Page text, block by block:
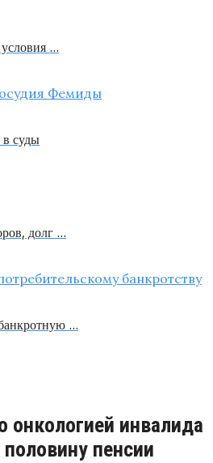
…
суды
долг …
…
онкологией инвалида
пенсии